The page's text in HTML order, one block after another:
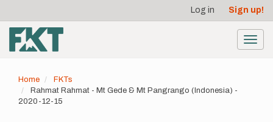
main
content
account
menu
Log in Sign up!
Home
FKTs
Rahmat Rahmat - Mt Gede & Mt Pangrango (Indonesia) -
2020-12-15